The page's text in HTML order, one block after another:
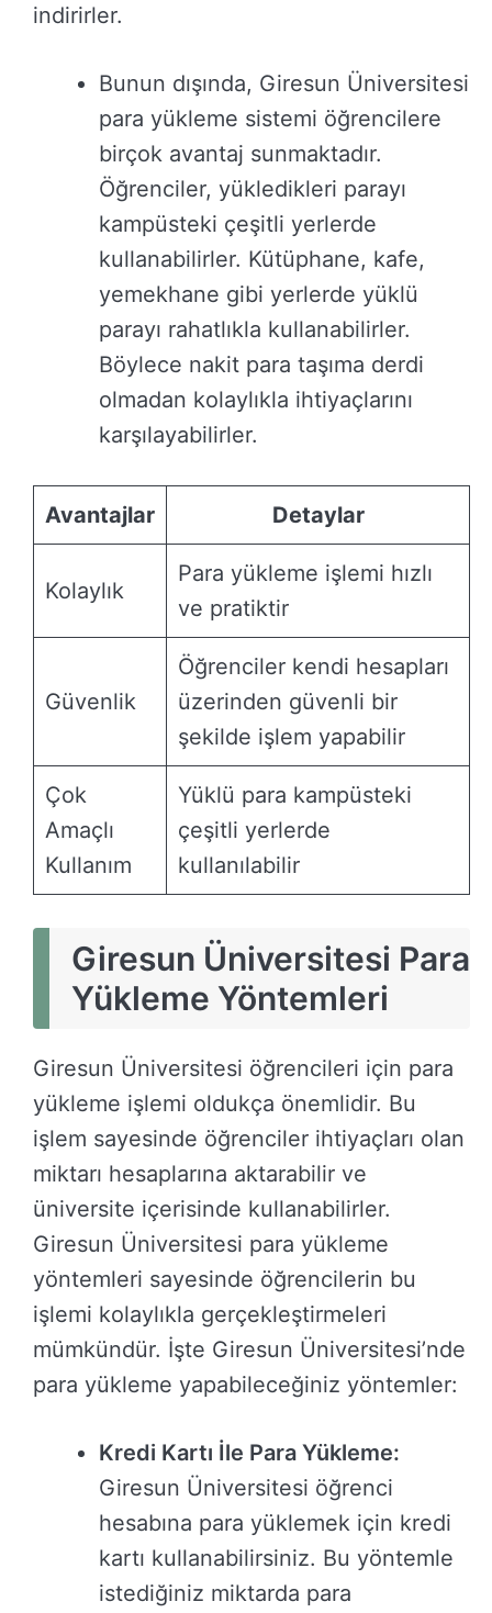
indirirler.
Bunun dışında, Giresun Üniversitesi
para yükleme sistemi öğrencilere
birçok avantaj sunmaktadır.
Öğrenciler, yükledikleri parayı
kampüsteki çeşitli yerlerde
kullanabilirler. Kütüphane, kafe,
yemekhane gibi yerlerde yüklü
parayı rahatlıkla kullanabilirler.
Böylece nakit para taşıma derdi
olmadan kolaylıkla ihtiyaçlarını
karşılayabilirler.
Avantajlar Detaylar
Kolaylık
Para yükleme işlemi hızlı
ve pratiktir
Güvenlik
Öğrenciler kendi hesapları
üzerinden güvenli bir
şekilde işlem yapabilir
Çok
Amaçlı
Kullanım
Yüklü para kampüsteki
çeşitli yerlerde
kullanılabilir
Giresun Üniversitesi Para
Yükleme Yöntemleri
Giresun Üniversitesi öğrencileri için para
yükleme işlemi oldukça önemlidir. Bu
işlem sayesinde öğrenciler ihtiyaçları olan
miktarı hesaplarına aktarabilir ve
üniversite içerisinde kullanabilirler.
Giresun Üniversitesi para yükleme
yöntemleri sayesinde öğrencilerin bu
işlemi kolaylıkla gerçekleştirmeleri
mümkündür. İşte Giresun Üniversitesi’nde
para yükleme yapabileceğiniz yöntemler:
Kredi Kartı İle Para Yükleme:
Giresun Üniversitesi öğrenci
hesabına para yüklemek için kredi
kartı kullanabilirsiniz. Bu yöntemle
istediğiniz miktarda para